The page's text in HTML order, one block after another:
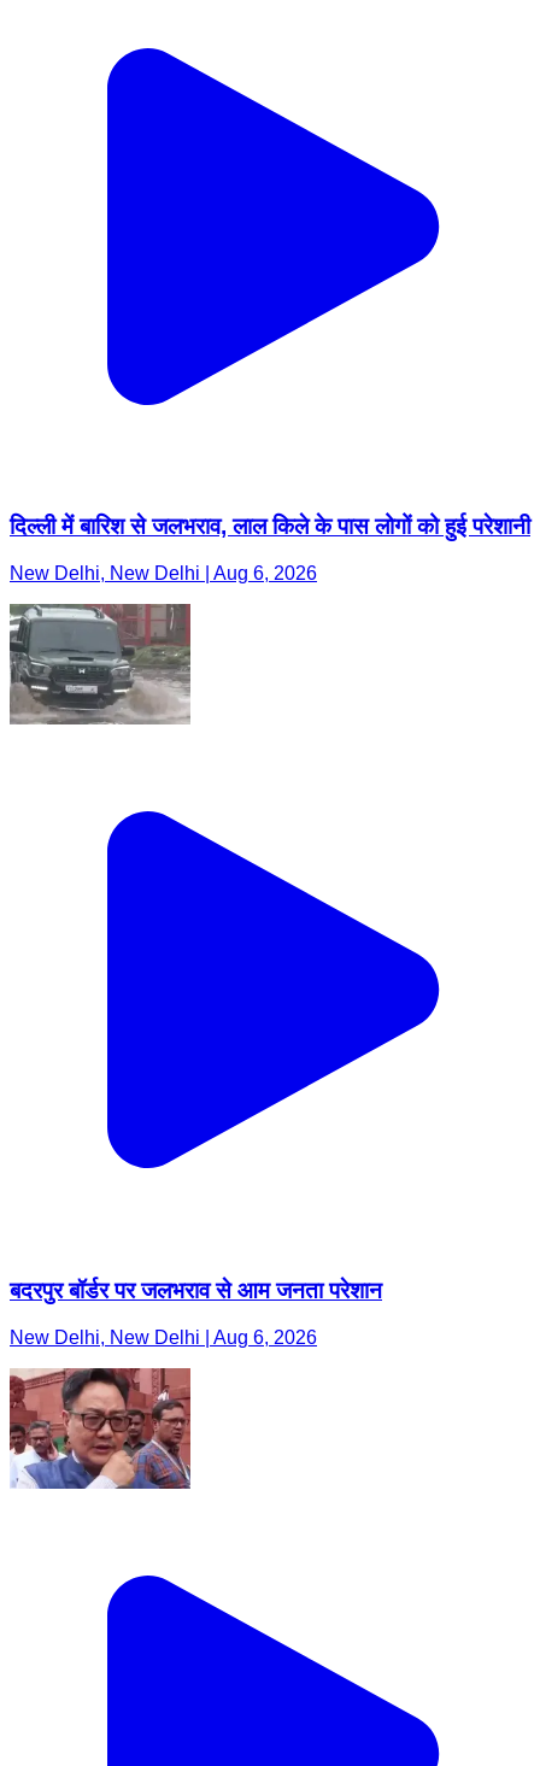
दिल्ली में बारिश से जलभराव, लाल किले के पास लोगों को हुई परेशानी
New Delhi, New Delhi | Aug 6, 2026
बदरपुर बॉर्डर पर जलभराव से आम जनता परेशान
New Delhi, New Delhi | Aug 6, 2026